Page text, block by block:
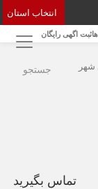
انتخاب استان
ثبت اگهی رایگان
جستجو شهر
تماس بگیرید